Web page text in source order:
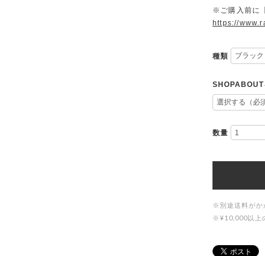
※ご購入前に
https://
種類
SHOPABOUT
数量
※別途送料がか
※¥10,000以上